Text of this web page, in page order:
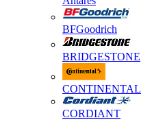
BFGoodrich
BRIDGESTONE
CONTINENTAL
CORDIANT